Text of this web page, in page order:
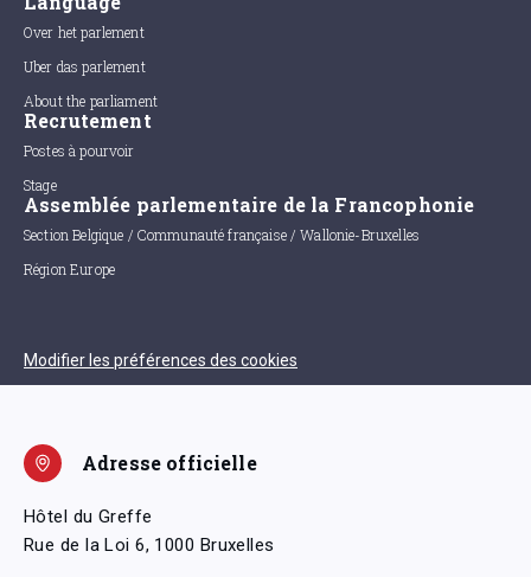
Over het parlement
Uber das parlement
About the parliament
Recrutement
Postes à pourvoir
Stage
Assemblée parlementaire de la Francophonie
Section Belgique / Communauté française / Wallonie-Bruxelles
Région Europe
Modifier les préférences des cookies
Adresse officielle
Hôtel du Greffe
Rue de la Loi 6, 1000 Bruxelles